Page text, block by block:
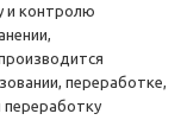
и контролю
переработке,
переработку